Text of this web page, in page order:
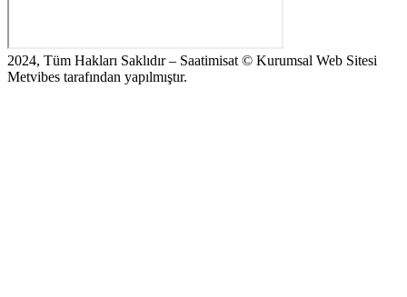
2024, Tüm Hakları Saklıdır – Saatimisat © Kurumsal Web Sitesi
Metvibes tarafından yapılmıştır.